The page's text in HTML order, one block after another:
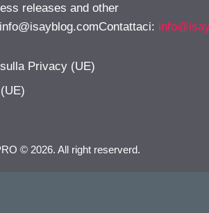
releases and other
info@isayblog.comContattaci:
Privacy (UE)
© 2026. All right reserverd.